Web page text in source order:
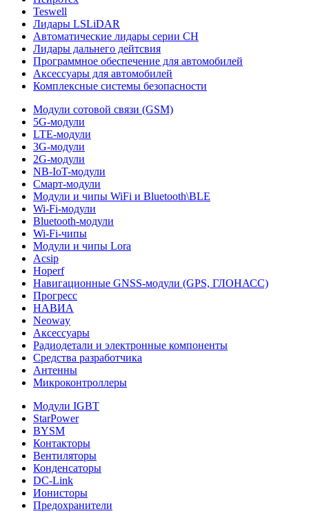
Teswell
Лидары LSLiDAR
Автоматические лидары серии CH
Лидары дальнего дейтсвия
Программное обеспечение для автомобилей
Аксессуары для автомобилей
Комплексные системы безопасности
Модули сотовой связи (GSM)
5G-модули
LTE-модули
3G-модули
2G-модули
NB-IoT-модули
Смарт-модули
Модули и чипы WiFi и Bluetooth\BLE
Wi-Fi-модули
Bluetooth-модули
Wi-Fi-чипы
Модули и чипы Lora
Acsip
Hoperf
Навигационные GNSS-модули (GPS, ГЛОНАСС)
Прогресс
НАВИА
Neoway
Аксессуары
Радиодетали и электронные компоненты
Средства разработчика
Антенны
Микроконтроллеры
Модули IGBT
StarPower
BYSM
Контакторы
Вентиляторы
Конденсаторы
DC-Link
Ионисторы
Предохранители